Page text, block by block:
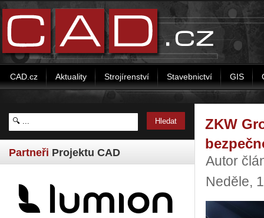
CAD.cz Aktuality Strojírenství Stavebnictví GIS
Partneři Projektu CAD
ZKW
Autor
Neděle,